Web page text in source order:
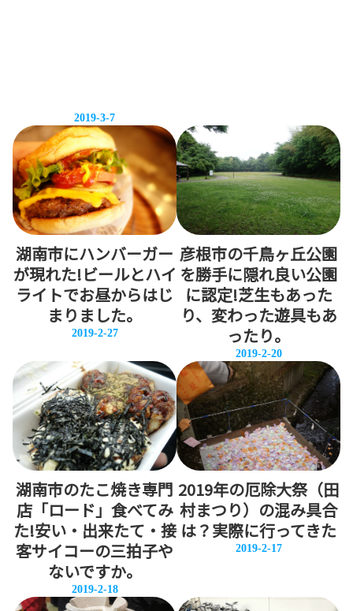
2019-3-7
湖南市にハンバーガー
が現れた!ビールとハイ
ライトでお昼からはじ
まりました。
2019-2-27
彦根市の千鳥ヶ丘公園
を勝手に隠れ良い公園
に認定!芝生もあった
り、変わった遊具もあ
ったり。
2019-2-20
湖南市のたこ焼き専門
店「ロード」食べてみ
た!安い・出来たて・接
客サイコーの三拍子や
ないですか。
2019-2-18
2019年の厄除大祭（田
村まつり）の混み具合
は？実際に行ってきた
2019-2-17